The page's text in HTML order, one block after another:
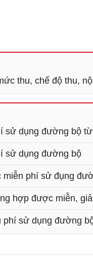
thu, chế độ thu,
dụng đường bộ
sử dụng đường bộ
phí sử đụng
hợp được miễn,
sử dụng đường